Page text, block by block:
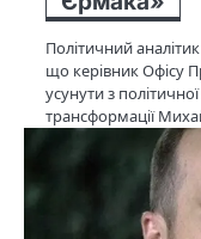
Політичний
що керівник Офісу
усунути з
трансформації